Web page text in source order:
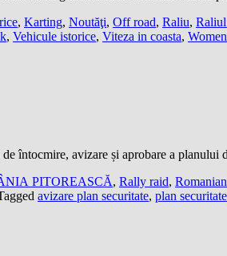
, Karting, Noutăţi, Off road, Raliu,
, Vehicule istorice, Viteza in coasta,
întocmire, avizare și aprobare a
PITOREASCĂ, Rally raid,
avizare plan securitate, plan securitate